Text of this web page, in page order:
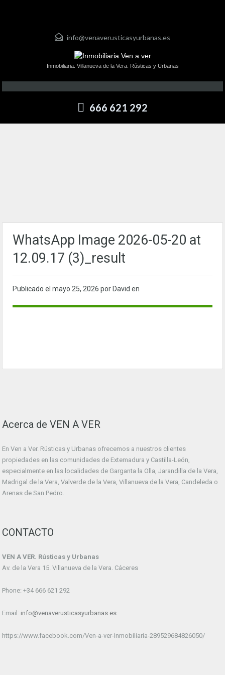
info@venaverusticasyurbanas.es
Inmobiliaria. Villanueva de la Vera. Rústicas y Urbanas
666 621 292
WhatsApp Image 2026-05-20 at
12.09.17 (3)_result
Publicado el mayo 25, 2026 por David en
Acerca de VEN A VER
En Ven a Ver. Rústicas y Urbanas ofrecemos a nuestros clientes
propiedades en las comunidades de Extemadura y Castilla-León,
especialmente en las localidades de Garganta la Olla, Jarandilla de la Vera,
Madrigal de la Vera, Valverde de la Vera, Villanueva de la Vera, Candeleda o
Arenas de San Pedro.
CONTACTO
VEN A VER. Rústicas y Urbanas
Av. de la Vera 15. Villanueva de la Vera. Cáceres
Phone: +34 666 621 292
Email: info@venaverusticasyurbanas.es
https://www.facebook.com/Ven-a-ver-Inmobiliaria-289529684826050/